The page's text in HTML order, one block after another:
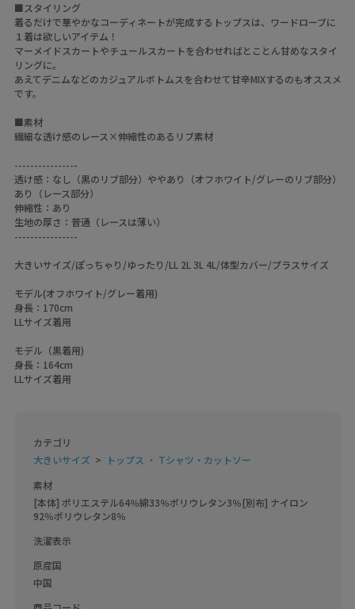
■スタイリング
着るだけで華やかなコーディネートが完成するトップスは、ワードローブに
１着は欲しいアイテム！
マーメイドスカートやチュールスカートを合わせればとことん甘めなスタイ
リングに。
あえてデニムなどのカジュアルボトムスを合わせて甘辛MIXするのもオススメ
です。
■素材
繊細な透け感のレース×伸縮性のあるリブ素材
----------------
透け感：なし（黒のリブ部分）ややあり（オフホワイト/グレーのリブ部分）
あり（レース部分）
伸縮性：あり
生地の厚さ：普通（レースは薄い）
----------------
大きいサイズ/ぽっちゃり/ゆったり/LL 2L 3L 4L/体型カバー/プラスサイズ
モデル(オフホワイト/グレー着用)
身長：170cm
LLサイズ着用
モデル（黒着用)
身長：164cm
LLサイズ着用
カテゴリ
大きいサイズ
トップス ・ Tシャツ・カットソー
素材
[本体] ポリエステル64％綿33％ポリウレタン3％[別布] ナイロン
92％ポリウレタン8％
洗濯表示
原産国
中国